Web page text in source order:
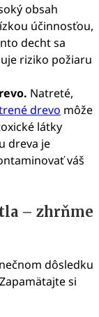
obsah
účinnosťou,
decht sa
riziko požiaru
Natreté,
drevo môže
látky
dreva je
váš
– zhrňme
dôsledku
si